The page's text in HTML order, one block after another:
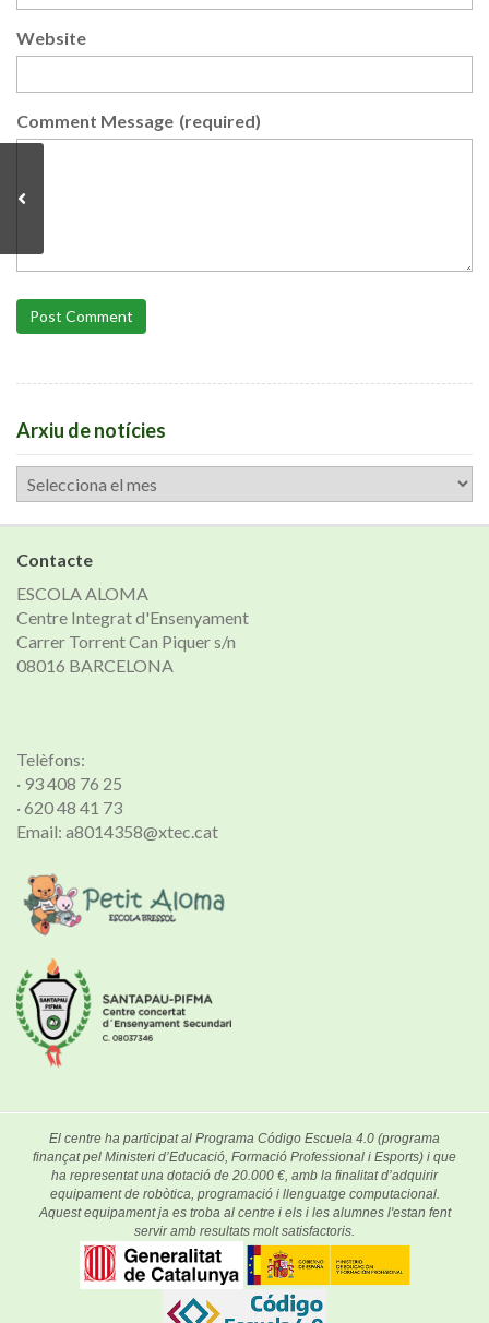
Website
Comment Message (required)
Post Comment
Arxiu de notícies
Arxiu
de
notícies
Contacte
ESCOLA ALOMA
Centre Integrat d'Ensenyament
Carrer Torrent Can Piquer s/n
08016 BARCELONA
Telèfons:
· 93 408 76 25
· 620 48 41 73
Email: a8014358@xtec.cat
El centre ha participat al Programa Código Escuela 4.0 (programa
finançat pel Ministeri d’Educació, Formació Professional i Esports) i que
ha representat una dotació de 20.000 €, amb la finalitat d’adquirir
equipament de robòtica, programació i llenguatge computacional.
Aquest equipament ja es troba al centre i els i les alumnes l'estan fent
servir amb resultats molt satisfactoris.